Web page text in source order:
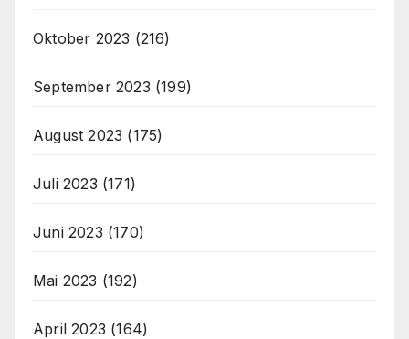
Oktober 2023 (216)
September 2023 (199)
August 2023 (175)
Juli 2023 (171)
Juni 2023 (170)
Mai 2023 (192)
April 2023 (164)